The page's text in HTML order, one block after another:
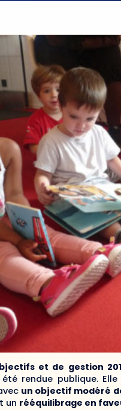
et de gestion
rendue publique.
un objectif modéré
un rééquilibrage en